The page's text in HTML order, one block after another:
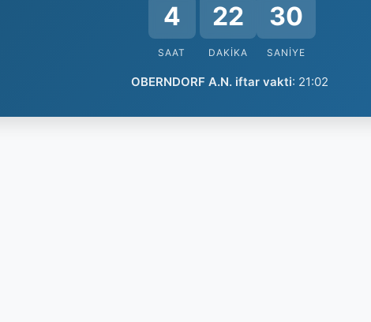
4
SAAT
22
DAKIKA
29
SANIYE
OBERNDORF A.N. iftar vakti: 21:02